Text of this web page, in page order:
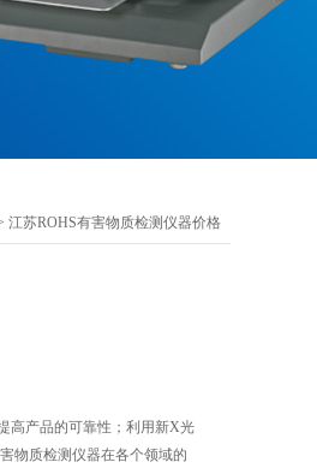
江苏ROHS有害物质检测仪器价格
高产品的可靠性；利用新X光
物质检测仪器在各个领域的